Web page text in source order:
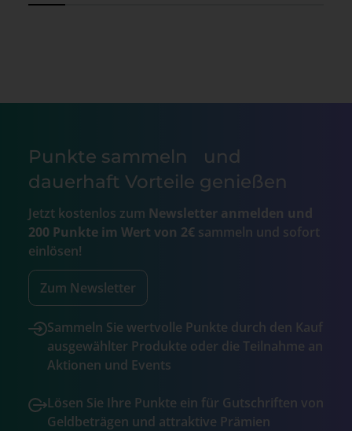
Punkte sammeln und
dauerhaft Vorteile genießen
Jetzt kostenlos zum Newsletter anmelden und
200 Punkte im Wert von 2€ sammeln und sofort
einlösen!
Zum Newsletter
Sammeln Sie wertvolle Punkte durch den Kauf
ausgewählter Produkte oder die Teilnahme an
Aktionen und Events
Lösen Sie Ihre Punkte ein für Gutschriften von
Geldbeträgen und attraktive Prämien